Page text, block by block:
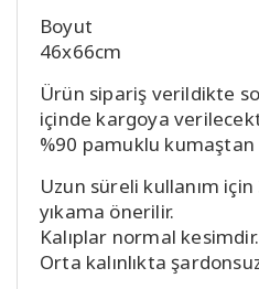
Boyut
46x66cm
Ürün sipariş verildikte
içinde kargoya
%90 pamuklu kumaştan
Uzun süreli kullanım
yıkama önerilir.
Kalıplar normal kesimdir.
Orta kalınlıkta